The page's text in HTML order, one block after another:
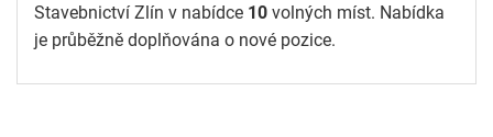
Stavebnictví Zlín v nabídce 10 volných míst. Nabídka
je průběžně doplňována o nové pozice.